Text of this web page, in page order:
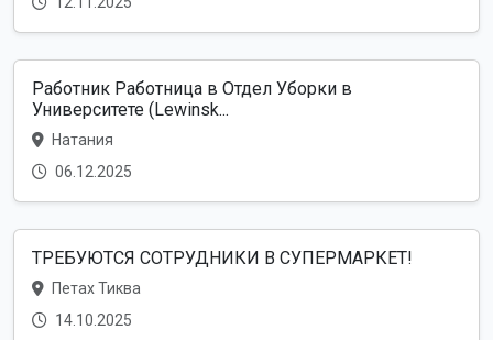
Работник Работница в Отдел Уборки в
Университете (Lewinsk...
Натания
06.12.2025
ТРЕБУЮТСЯ СОТРУДНИКИ В СУПЕРМАРКЕТ!
Петах Тиква
14.10.2025